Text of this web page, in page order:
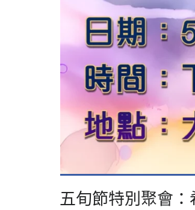
五旬節特別聚會